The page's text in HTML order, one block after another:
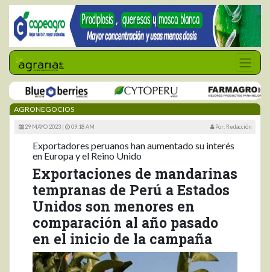
AGRONEGOCIOS
29 MAYO 2023 | 09:18 AM Por: Redacción
Exportadores peruanos han aumentado su interés
en Europa y el Reino Unido
Exportaciones de mandarinas
tempranas de Perú a Estados
Unidos son menores en
comparación al año pasado
en el inicio de la campaña